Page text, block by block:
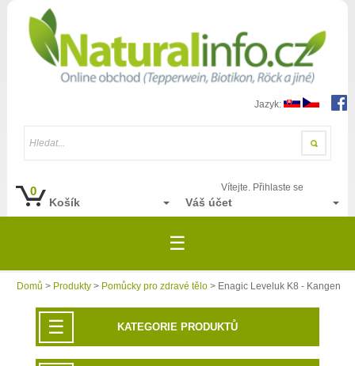
Jazyk:
Hledat...
0
Košík
Vítejte. Přihlaste se
Váš účet
☰
Domů > Produkty > Pomůcky pro zdravé tělo > Enagic Leveluk K8 - Kangen
☰ KATEGORIE PRODUKTŮ